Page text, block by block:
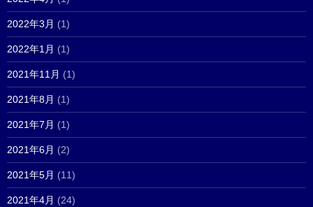
2022年3月 (1)
2022年1月 (1)
2021年11月 (1)
2021年8月 (1)
2021年7月 (1)
2021年6月 (2)
2021年5月 (11)
2021年4月 (24)